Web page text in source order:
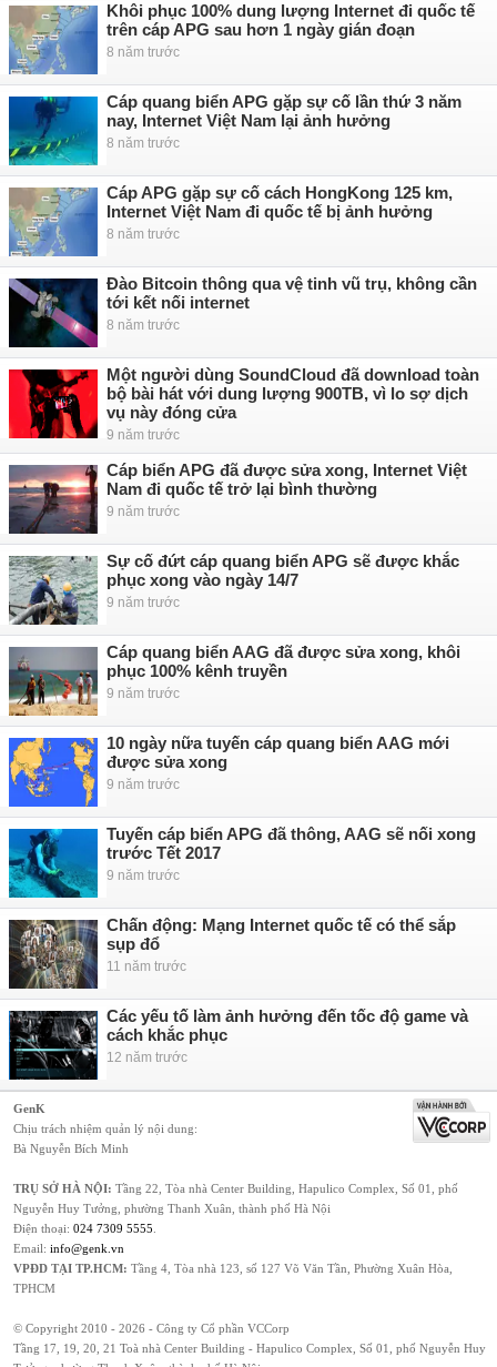
Khôi phục 100% dung lượng Internet đi quốc tế
trên cáp APG sau hơn 1 ngày gián đoạn
8 năm trước
Cáp quang biển APG gặp sự cố lần thứ 3 năm
nay, Internet Việt Nam lại ảnh hưởng
8 năm trước
Cáp APG gặp sự cố cách HongKong 125 km,
Internet Việt Nam đi quốc tế bị ảnh hưởng
8 năm trước
Đào Bitcoin thông qua vệ tinh vũ trụ, không cần
tới kết nối internet
8 năm trước
Một người dùng SoundCloud đã download toàn
bộ bài hát với dung lượng 900TB, vì lo sợ dịch
vụ này đóng cửa
9 năm trước
Cáp biển APG đã được sửa xong, Internet Việt
Nam đi quốc tế trở lại bình thường
9 năm trước
Sự cố đứt cáp quang biển APG sẽ được khắc
phục xong vào ngày 14/7
9 năm trước
Cáp quang biển AAG đã được sửa xong, khôi
phục 100% kênh truyền
9 năm trước
10 ngày nữa tuyến cáp quang biển AAG mới
được sửa xong
9 năm trước
Tuyến cáp biển APG đã thông, AAG sẽ nối xong
trước Tết 2017
9 năm trước
Chấn động: Mạng Internet quốc tế có thể sắp
sụp đổ
11 năm trước
Các yếu tố làm ảnh hưởng đến tốc độ game và
cách khắc phục
12 năm trước
GenK
Chịu trách nhiệm quản lý nội dung:
Bà Nguyễn Bích Minh
TRỤ SỞ HÀ NỘI: Tầng 22, Tòa nhà Center Building, Hapulico Complex, Số 01, phố
Nguyễn Huy Tưởng, phường Thanh Xuân, thành phố Hà Nội
Điện thoại: 024 7309 5555
Email: info@genk.vn
VPĐD TẠI TP.HCM: Tầng 4, Tòa nhà 123, số 127 Võ Văn Tần, Phường Xuân Hòa,
TPHCM
© Copyright 2010 - 2026 - Công ty Cổ phần VCCorp
Tầng 17, 19, 20, 21 Toà nhà Center Building - Hapulico Complex, Số 01, phố Nguyễn Huy